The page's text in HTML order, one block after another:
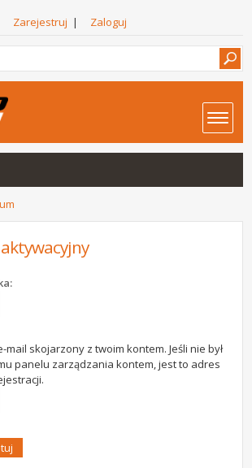
Zarejestruj | Zaloguj
mail skojarzony z twoim kontem. Jeśli nie był
panelu zarządzania kontem, jest to adres